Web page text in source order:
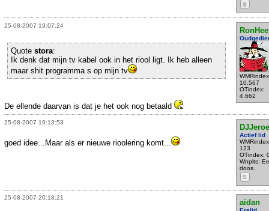
S
25-08-2007 19:07:24
RonHee
10.567
OTindex:
4.662
Quote stora:
Ik denk dat mijn tv kabel ook in het riool ligt. Ik heb alleen
maar shit programma s op mijn tv
De ellende daarvan is dat je het ook nog betaald
25-08-2007 19:13:53
Actief lid
123
OTindex:
Wnplts:
doos.
S
goed idee...Maar als er nieuwe rioolering komt...
25-08-2007 20:18:21
aidan